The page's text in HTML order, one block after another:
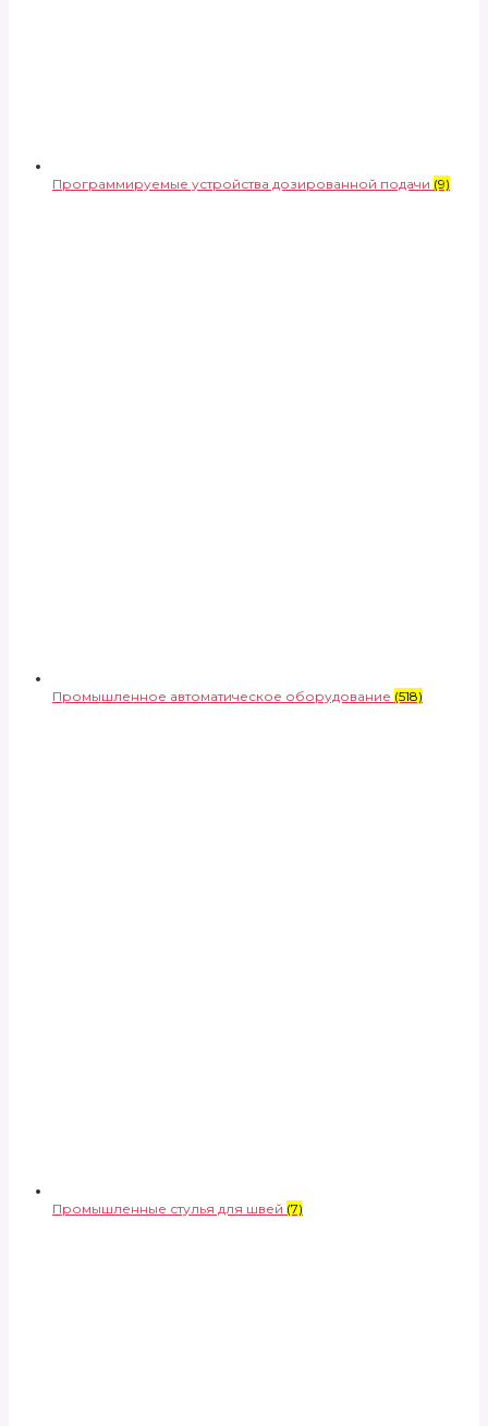
Программируемые устройства дозированной подачи (9)
Промышленное автоматическое оборудование (518)
Промышленные стулья для швей (7)